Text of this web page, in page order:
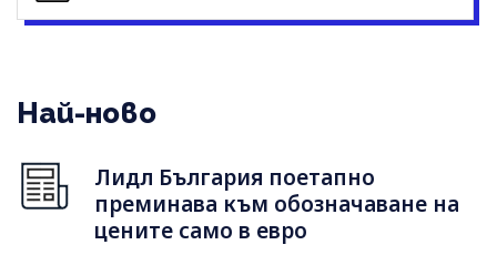
Най-ново
Лидл България поетапно
преминава към обозначаване на
цените само в евро